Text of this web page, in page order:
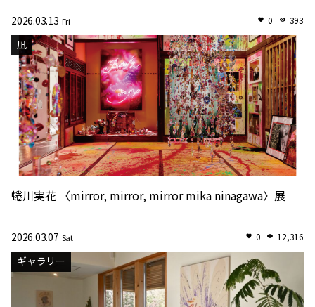
2026.03.13 Fri 0 393
凪
蜷川実花 〈mirror, mirror, mirror mika ninagawa〉展
2026.03.07 Sat 0 12,316
ギャラリー